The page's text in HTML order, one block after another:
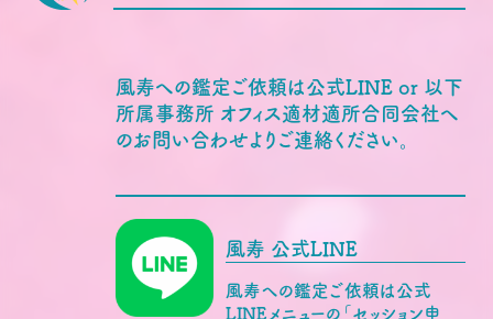
風寿への鑑定ご依頼は公式LINE or 以下
所属事務所 オフィス適材適所合同会社へ
のお問い合わせよりご連絡ください。
風寿 公式LINE
風寿への鑑定ご依頼は公式
LINEメニューの「セッション申